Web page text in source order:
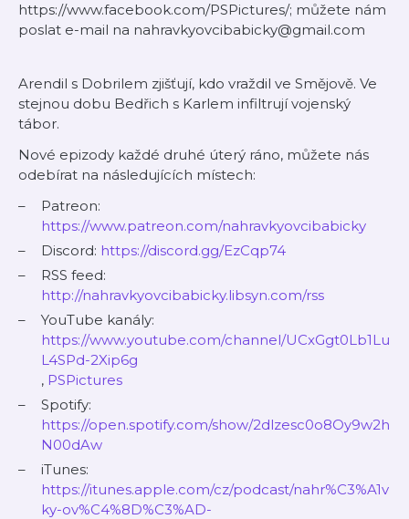
https://www.facebook.com/PSPictures/; můžete nám
poslat e-mail na nahravkyovcibabicky@gmail.com
Arendil s Dobrilem zjišťují, kdo vraždil ve Smějově. Ve
stejnou dobu Bedřich s Karlem infiltrují vojenský
tábor.
Nové epizody každé druhé úterý ráno, můžete nás
odebírat na následujících místech:
Patreon:
https://www.patreon.com/nahravkyovcibabicky
Discord: https://discord.gg/EzCqp74
RSS feed:
http://nahravkyovcibabicky.libsyn.com/rss
YouTube kanály:
https://www.youtube.com/channel/UCxGgt0Lb1Lu
L4SPd-2Xip6g
, PSPictures
Spotify:
https://open.spotify.com/show/2dlzesc0o8Oy9w2h
N00dAw
iTunes:
https://itunes.apple.com/cz/podcast/nahr%C3%A1v
ky-ov%C4%8D%C3%AD-